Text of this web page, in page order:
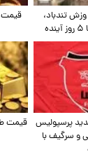
تندباد،
پرسپولیس
و سرگیف با